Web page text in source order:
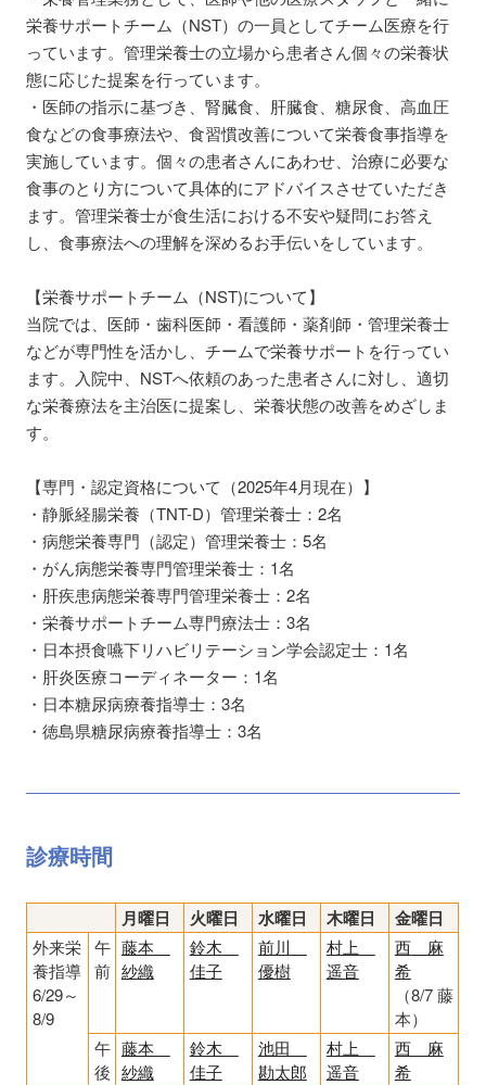
栄養サポートチーム（NST）の一員としてチーム医療を行
っています。管理栄養士の立場から患者さん個々の栄養状
態に応じた提案を行っています。
・医師の指示に基づき、腎臓食、肝臓食、糖尿食、高血圧
食などの食事療法や、食習慣改善について栄養食事指導を
実施しています。個々の患者さんにあわせ、治療に必要な
食事のとり方について具体的にアドバイスさせていただき
ます。管理栄養士が食生活における不安や疑問にお答え
し、食事療法への理解を深めるお手伝いをしています。
【栄養サポートチーム（NST)について】
当院では、医師・歯科医師・看護師・薬剤師・管理栄養士
などが専門性を活かし、チームで栄養サポートを行ってい
ます。入院中、NSTへ依頼のあった患者さんに対し、適切
な栄養療法を主治医に提案し、栄養状態の改善をめざしま
す。
【専門・認定資格について（2025年4月現在）】
・静脈経腸栄養（TNT-D）管理栄養士：2名
・病態栄養専門（認定）管理栄養士：5名
・がん病態栄養専門管理栄養士：1名
・肝疾患病態栄養専門管理栄養士：2名
・栄養サポートチーム専門療法士：3名
・日本摂食嚥下リハビリテーション学会認定士：1名
・肝炎医療コーディネーター：1名
・日本糖尿病療養指導士：3名
・徳島県糖尿病療養指導士：3名
診療時間
月曜日 火曜日 水曜日 木曜日 金曜日
外来栄
養指導
6/29～
8/9
午
前
藤本
紗織
鈴木
佳子
前川
優樹
村上
遥音
西 麻
希
（8/7 藤
本）
午
後
藤本
紗織
鈴木
佳子
池田
勘太郎
村上
遥音
西 麻
希